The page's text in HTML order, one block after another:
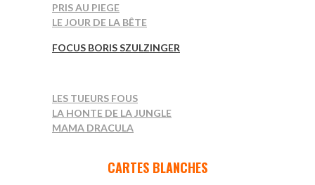
PRIS AU PIEGE
LE JOUR DE LA BÊTE
FOCUS BORIS SZULZINGER
LES TUEURS FOUS
LA HONTE DE LA JUNGLE
MAMA DRACULA
CARTES BLANCHES